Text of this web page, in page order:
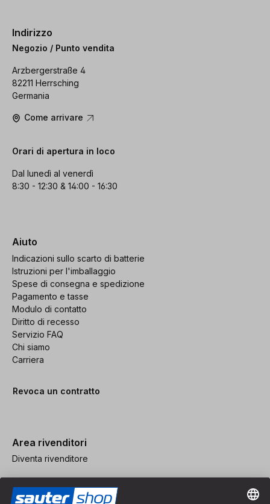
Indirizzo
Negozio / Punto vendita
Arzbergerstraße 4
82211 Herrsching
Germania
Come arrivare
Orari di apertura in loco
Dal lunedì al venerdì
8:30 - 12:30 & 14:00 - 16:30
Aiuto
Indicazioni sullo scarto di batterie
Istruzioni per l'imballaggio
Spese di consegna e spedizione
Pagamento e tasse
Modulo di contatto
Diritto di recesso
Servizio FAQ
Chi siamo
Carriera
Revoca un contratto
Area rivenditori
Diventa rivenditore